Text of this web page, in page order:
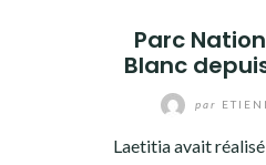
Parc
Blanc
par
Laetitia avait réalisé